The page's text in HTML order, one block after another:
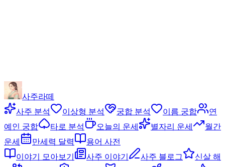
사주라떼
사주 분석
이상형 분석 궁합 분석 이름 궁합
연
예인 궁합
타로 분석 오늘의 운세 별자리 운세
월간
운세
만세력 달력
용어 사전
이야기 모아보기
사주 이야기 사주 블로그
신살 해